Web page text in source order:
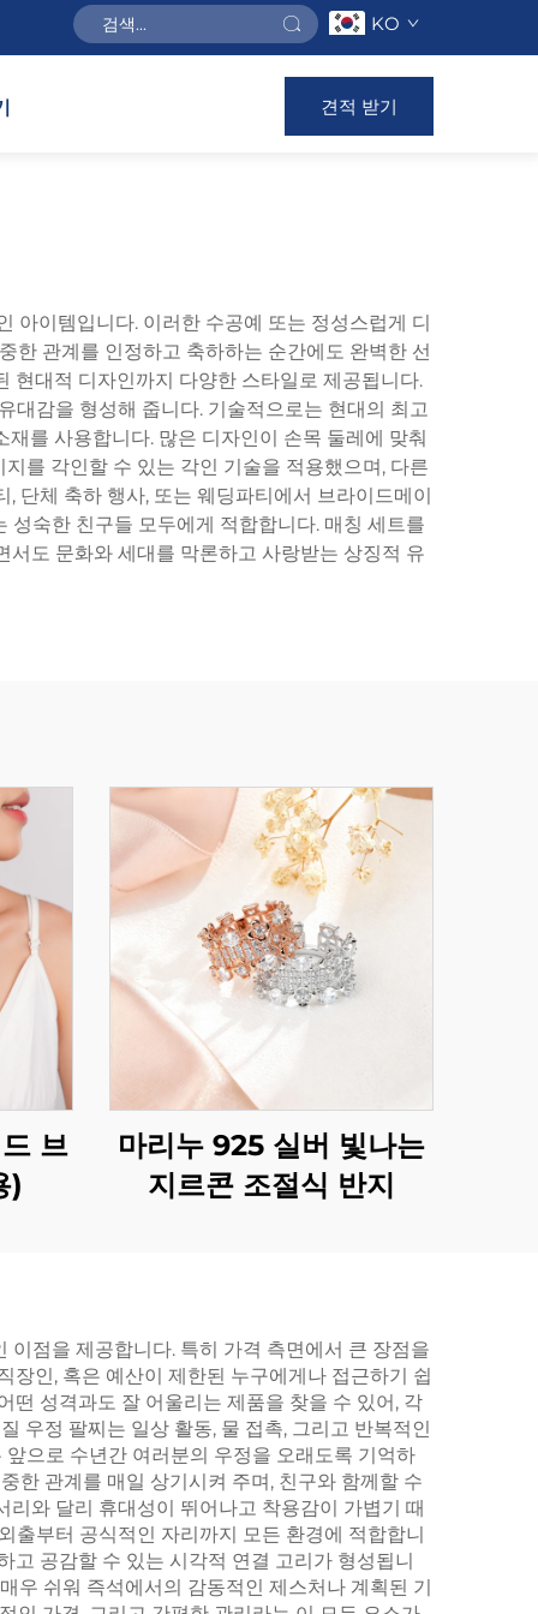
KO
견적 받기
아이템입니다. 이러한 수공예 또는 정성스럽게 디
한 관계를 인정하고 축하하는 순간에도 완벽한 선
현대적 디자인까지 다양한 스타일로 제공됩니다.
대감을 형성해 줍니다. 기술적으로는 현대의 최고
를 사용합니다. 많은 디자인이 손목 둘레에 맞춰
를 각인할 수 있는 각인 기술을 적용했으며, 다른
단체 축하 행사, 또는 웨딩파티에서 브라이드메이
성숙한 친구들 모두에게 적합합니다. 매칭 세트를
도 문화와 세대를 막론하고 사랑받는 상징적 유
브
)
마리누 925 실버 빛나는
지르콘 조절식 반지
점을 제공합니다. 특히 가격 측면에서 큰 장점을
장인, 혹은 예산이 제한된 누구에게나 접근하기 쉽
떤 성격과도 잘 어울리는 제품을 찾을 수 있어, 각
우정 팔찌는 일상 활동, 물 접촉, 그리고 반복적인
으로 수년간 여러분의 우정을 오래도록 기억하
한 관계를 매일 상기시켜 주며, 친구와 함께할 수
와 달리 휴대성이 뛰어나고 착용감이 가볍기 때
출부터 공식적인 자리까지 모든 환경에 적합합니
고 공감할 수 있는 시각적 연결 고리가 형성됩니
우 쉬워 즉석에서의 감동적인 제스처나 계획된 기